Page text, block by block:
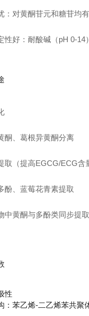
：对黄酮苷元和糖苷均
性好：耐酸碱（pH 0-
酮、葛根异黄酮分离
取（提高EGCG/ECG含
酚、蓝莓花青素提取
中黄酮与多酚类同步提取
性
：苯乙烯-二乙烯苯共聚